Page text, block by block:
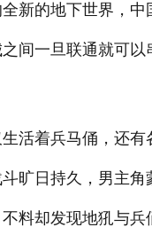
新的地下世界，
间一旦联通就可
活着兵马俑，还
旷日持久，男主
料却发现地犼与兵